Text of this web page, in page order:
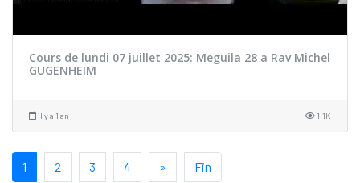
Cours de lundi 07 juillet 2025: Meguila 28 a Rav Michel
GUGENHEIM
il y a 1 an 1.1K
1 2 3 4 » Fin